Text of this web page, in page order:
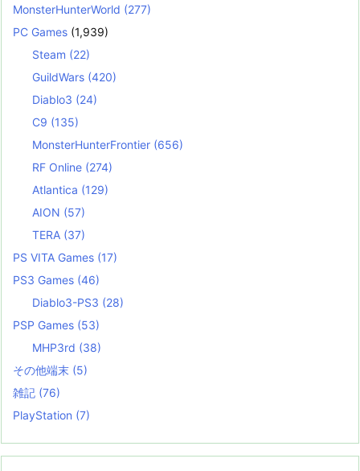
MonsterHunterWorld (277)
PC Games (1,939)
Steam (22)
GuildWars (420)
Diablo3 (24)
C9 (135)
MonsterHunterFrontier (656)
RF Online (274)
Atlantica (129)
AION (57)
TERA (37)
PS VITA Games (17)
PS3 Games (46)
Diablo3-PS3 (28)
PSP Games (53)
MHP3rd (38)
その他端末 (5)
雑記 (76)
PlayStation (7)